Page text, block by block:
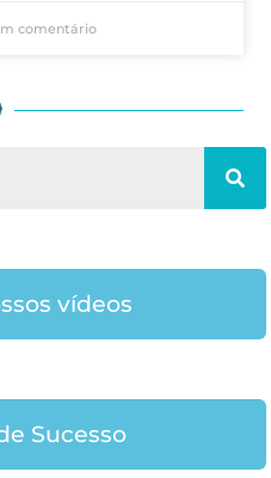
comentário
vídeos
Sucesso